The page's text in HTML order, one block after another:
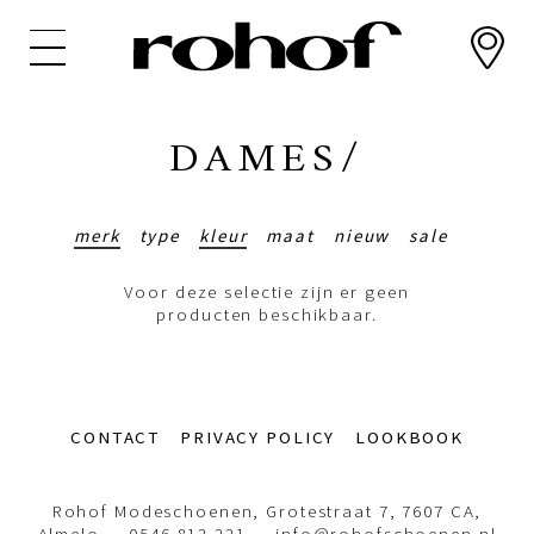
DAMES/
merk type kleur maat nieuw sale
Voor deze selectie zijn er geen
producten beschikbaar.
Footer-CONTACT PRIVACY POLICY LOOKBOOK
Rohof Modeschoenen, Grotestraat 7, 7607 CA,